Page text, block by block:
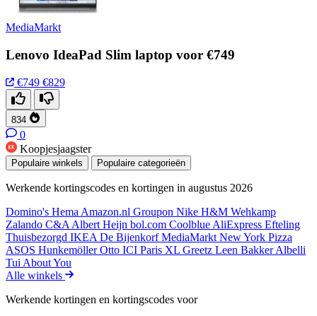
MediaMarkt
Lenovo IdeaPad Slim laptop voor €749
€749 €829
834
0
Koopjesjaagster
Populaire winkels Populaire categorieën
Werkende kortingscodes en kortingen in augustus 2026
Domino's Hema Amazon.nl Groupon Nike H&M Wehkamp
Zalando C&A Albert Heijn bol.com Coolblue AliExpress Efteling
Thuisbezorgd IKEA De BijenkorfMediaMarkt New York Pizza
ASOS HunkemöllerOtto ICI Paris XL Greetz Leen BakkerAlbelli
Tui About You
Alle winkels
Werkende kortingen en kortingscodes voor